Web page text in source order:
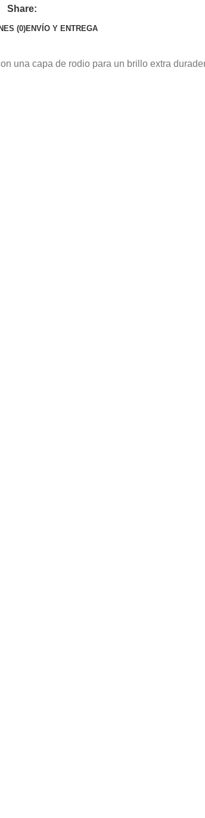
Share:
(0)ENVÍO Y ENTREGA
una capa de rodio para un brillo extra